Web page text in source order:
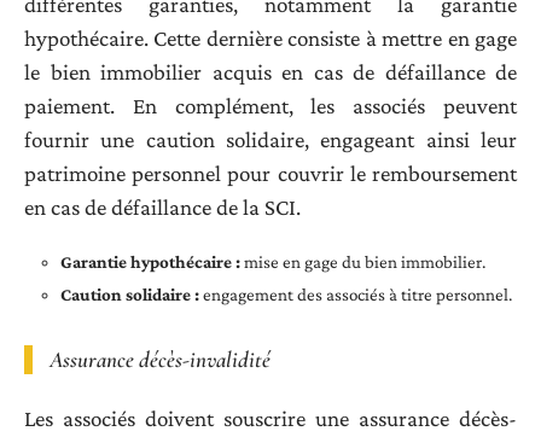
hypothécaire. Cette dernière consiste à mettre en gage
le bien immobilier acquis en cas de défaillance de
paiement. En complément, les associés peuvent
fournir une caution solidaire, engageant ainsi leur
patrimoine personnel pour couvrir le remboursement
en cas de défaillance de la SCI.
Garantie hypothécaire :mise en gage du bien immobilier.
Caution solidaire :engagement des associés à titre personnel.
Assurance décès-invalidité
Les associés doivent souscrire une assurance décès-